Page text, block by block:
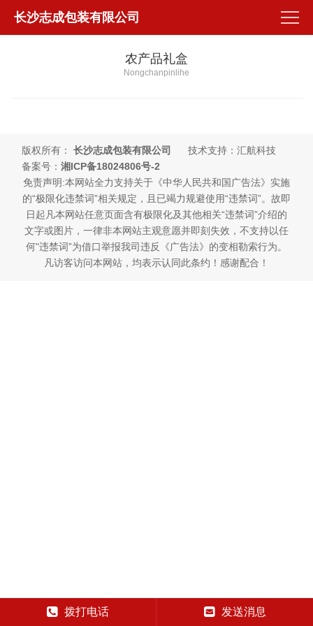
长沙志成包装有限公司
农产品礼盒
Nongchanpinlihe
版权所有：长沙志成包装有限公司
技术支持：汇航科技
备案号：湘ICP备18024806号-2
免责声明:本网站全力支持关于《中华人民共和国广告法》实施
的“极限化违禁词”相关规定，且已竭力规避使用“违禁词”。故即
日起凡本网站任意页面含有极限化及其他相关“违禁词”介绍的
文字或图片，一律非本网站主观意愿并即刻失效，不支持以任
何"违禁词”为借口举报我司违反《广告法》的变相勒索行为。
凡访客访问本网站，均表示认同此条约！感谢配合！
拨打电话 发送消息